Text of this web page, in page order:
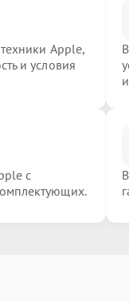
Apple,
и условия
с